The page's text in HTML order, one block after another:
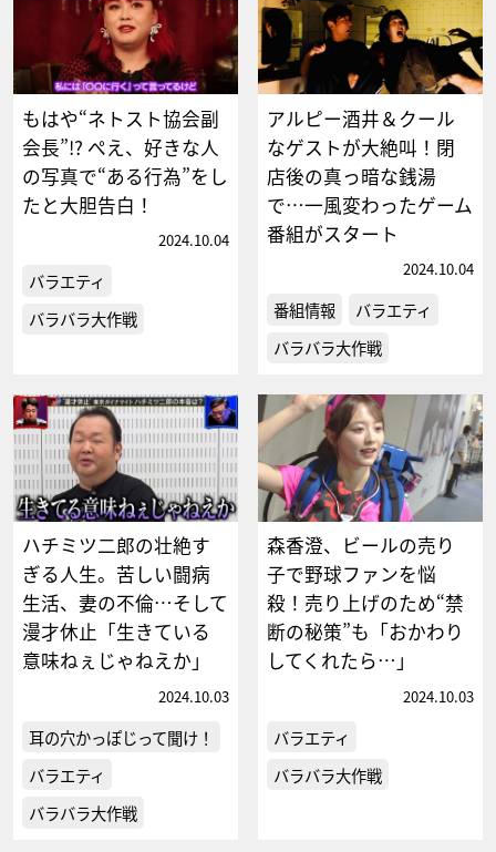
もはや“ネトスト協会副
会長”!? ぺえ、好きな人
の写真で“ある行為”をし
たと大胆告白！
2024.10.04
バラエティ
バラバラ大作戦
アルピー酒井＆クール
なゲストが大絶叫！閉
店後の真っ暗な銭湯
で…一風変わったゲーム
番組がスタート
2024.10.04
番組情報
バラエティ
バラバラ大作戦
ハチミツ二郎の壮絶す
ぎる人生。苦しい闘病
生活、妻の不倫…そして
漫才休止「生きている
意味ねぇじゃねえか」
2024.10.03
耳の穴かっぽじって聞け！
バラエティ
バラバラ大作戦
森香澄、ビールの売り
子で野球ファンを悩
殺！売り上げのため“禁
断の秘策”も「おかわり
してくれたら…」
2024.10.03
バラエティ
バラバラ大作戦